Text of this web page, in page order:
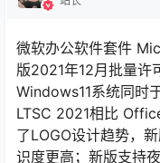
微软办公软件套件
版2021年12月批量许
Windows11系统同时
LTSC 2021相比
了LOGO设计趋势，
识度更高；新版支持